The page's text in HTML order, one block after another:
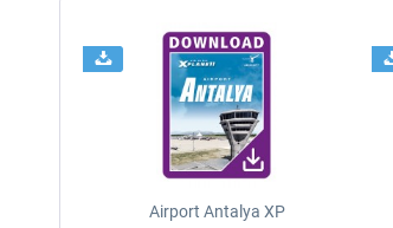
Airport Antalya XP